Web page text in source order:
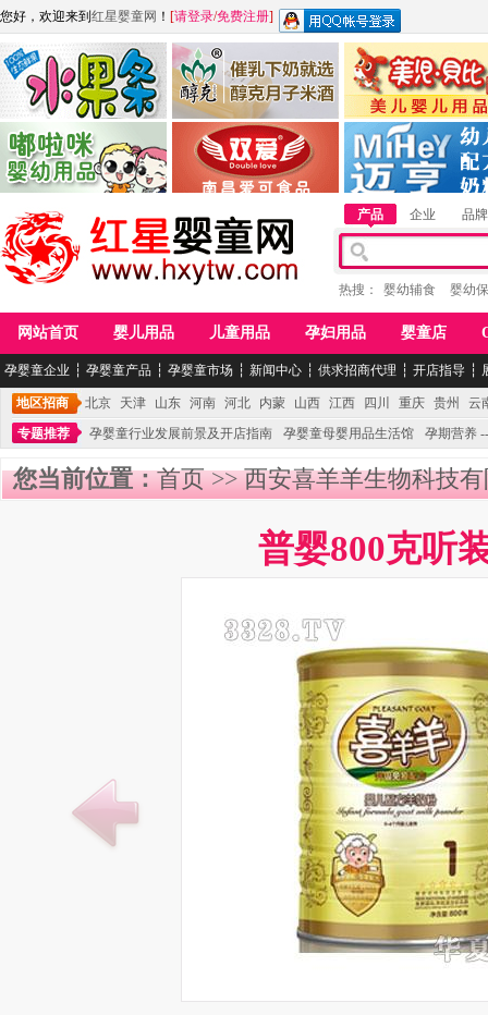
您好，欢迎来到 红星婴童网 ！ [请登录/免费注册]
江西麦嘟嘟食品有限公司
青岛嘟啦咪婴幼儿用品公司
江西醇之客月子米酒 惠州市美儿婴儿用品
湖南迈亨母婴用品有限
产品 企业 品牌
热搜： 婴幼辅食 婴幼
网站首页 婴儿用品 儿童用品 孕妇用品 婴童店
孕婴童企业 ┆ 孕婴童产品 ┆ 孕婴童市场 ┆ 新闻中心 ┆ 供求招商代理 ┆ 开店指导 ┆
地区招商 北京 天津 山东 河南 河北 内蒙 山西 江西 四川 重庆 贵州
云
专题推荐
孕婴童行业发展前景及开店指南 孕婴童母婴用品生活馆 孕期营养
您当前位置：首页>>西安喜羊羊生物科技
普婴800克听